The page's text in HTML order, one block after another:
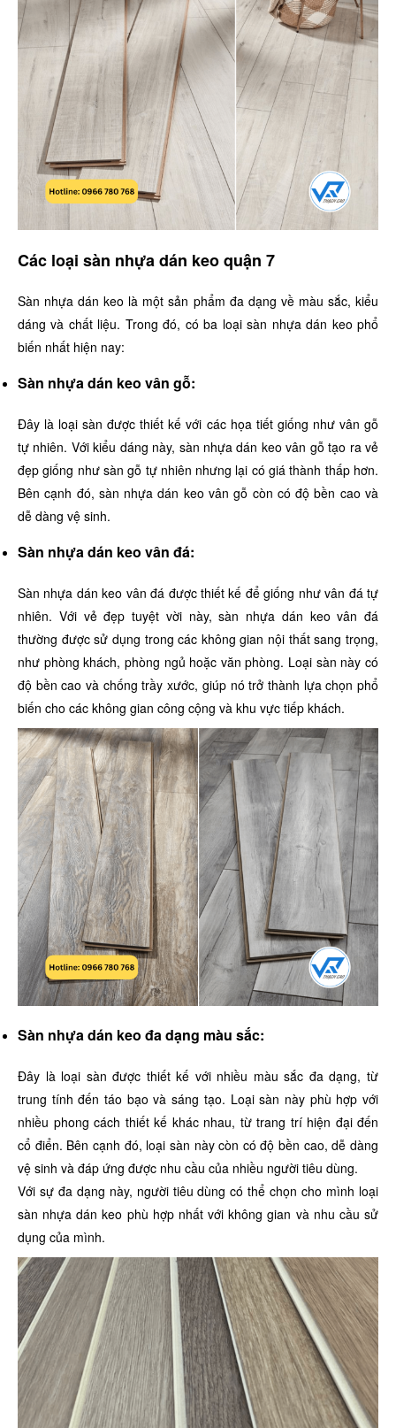
Các loại sàn nhựa dán keo quận 7
Sàn nhựa dán keo là một sản phẩm đa dạng về màu sắc, kiểu
dáng và chất liệu. Trong đó, có ba loại sàn nhựa dán keo phổ
biến nhất hiện nay:
Sàn nhựa dán keo vân gỗ:
Đây là loại sàn được thiết kế với các họa tiết giống như vân gỗ
tự nhiên. Với kiểu dáng này, sàn nhựa dán keo vân gỗ tạo ra vẻ
đẹp giống như sàn gỗ tự nhiên nhưng lại có giá thành thấp hơn.
Bên cạnh đó, sàn nhựa dán keo vân gỗ còn có độ bền cao và
dễ dàng vệ sinh.
Sàn nhựa dán keo vân đá:
Sàn nhựa dán keo vân đá được thiết kế để giống như vân đá tự
nhiên. Với vẻ đẹp tuyệt vời này, sàn nhựa dán keo vân đá
thường được sử dụng trong các không gian nội thất sang trọng,
như phòng khách, phòng ngủ hoặc văn phòng. Loại sàn này có
độ bền cao và chống trầy xước, giúp nó trở thành lựa chọn phổ
biến cho các không gian công cộng và khu vực tiếp khách.
Sàn nhựa dán keo đa dạng màu sắc:
Đây là loại sàn được thiết kế với nhiều màu sắc đa dạng, từ
trung tính đến táo bạo và sáng tạo. Loại sàn này phù hợp với
nhiều phong cách thiết kế khác nhau, từ trang trí hiện đại đến
cổ điển. Bên cạnh đó, loại sàn này còn có độ bền cao, dễ dàng
vệ sinh và đáp ứng được nhu cầu của nhiều người tiêu dùng.
Với sự đa dạng này, người tiêu dùng có thể chọn cho mình loại
sàn nhựa dán keo phù hợp nhất với không gian và nhu cầu sử
dụng của mình.